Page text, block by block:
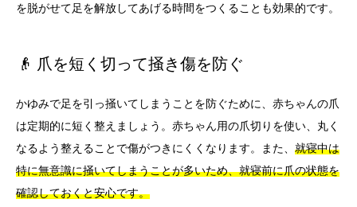
を脱がせて足を解放してあげる時間をつくることも効果的です。
👴 爪を短く切って掻き傷を防ぐ
かゆみで足を引っ掻いてしまうことを防ぐために、赤ちゃんの爪
は定期的に短く整えましょう。赤ちゃん用の爪切りを使い、丸く
なるよう整えることで傷がつきにくくなります。また、 就寝中は
特に無意識に掻いてしまうことが多いため、就寝前に爪の状態を
確認しておくと安心です。